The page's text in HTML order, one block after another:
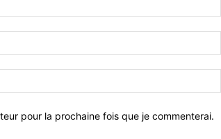
pour la prochaine fois que je commenterai.